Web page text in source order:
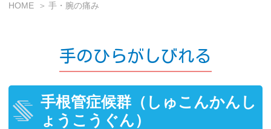
HOME 手・腕の痛み
手のひらがしびれる
手根管症候群（しゅこんかんし
ょうこうぐん）